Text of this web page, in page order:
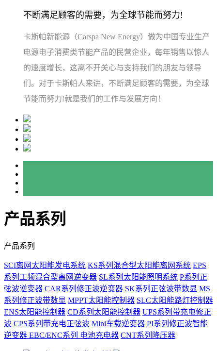
不断满足顾客的需要，为全球节能而努力!
卡斯帕新能源（Carspa New Energy）做为中国专业生产
电源电子消费类节能产品的民营企业，每年销售以惊人
的速度增长，这离不开关心与支持我们的朋友与领导
们。对于卡斯帕人来讲，不断满足顾客的需要，为全球
节能而努力!就是我们的工作与发展方向！
产品系列
产品系列
SCI离网太阳能发电系统 KS系列混合型太阳能离网系统 EPS
系列工频混合型离网逆变器 SL系列太阳能照明系统 P系列正
弦波逆变器 CAR系列修正波逆变器 SK系列正弦波带数显 MS
系列修正波带数显 MPPT太阳能控制器 SLC太阳能路灯控制器
ENS太阳能控制器 CD系列太阳能控制器 UPS系列带充电修正
波 CPS系列带充电正弦波 Mini车载逆变器 PI系列修正波智能
逆变器 EBC/ENC系列 电池充电器 CNT系列降压器